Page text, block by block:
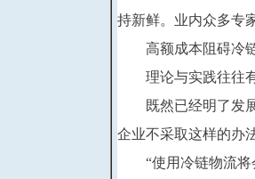
持新鲜。业内众多专
高额成本阻碍冷
理论与实践往往有
既然已经明了发展
企业不采取这样的办
“使用冷链物流将